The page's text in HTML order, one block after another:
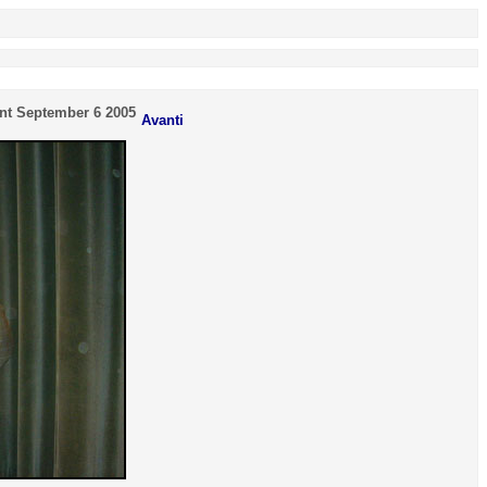
September 6 2005 Avanti